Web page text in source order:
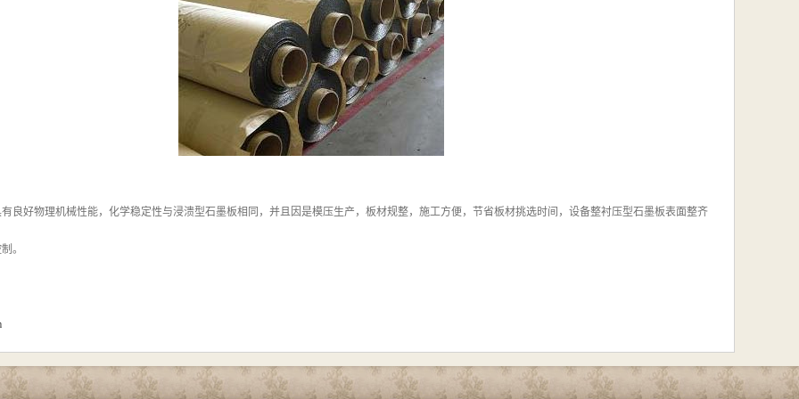
良好物理机械性能，化学稳定性与浸溃型石墨板相同，并且因是模压生产，板材规整，施工方便，节省板材挑选时间，设备整衬压型石墨板表面整齐
。